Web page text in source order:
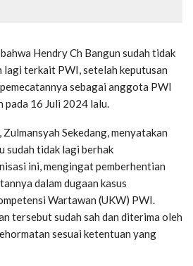
Hendry Ch Bangun sudah tidak
terkait PWI, setelah keputusan
sebagai anggota PWI
pada 16 Juli 2024 lalu.
Sekedang, menyatakan
sudah tidak lagi berhak
ini, mengingat pemberhentian
dalam dugaan kasus
Wartawan (UKW) PWI.
tersebut sudah sah dan diterima oleh
sesuai ketentuan yang